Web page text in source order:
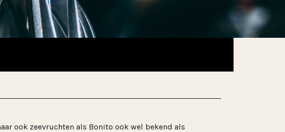
ook zeevruchten als Bonito ook wel bekend als